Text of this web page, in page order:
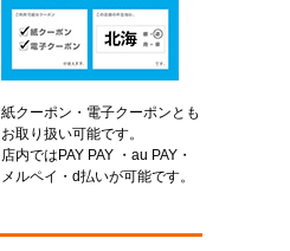
紙クーポン・電子クーポンとも
お取り扱い可能です。
店内ではPAY PAY ・au PAY・
メルペイ・d払いが可能です。